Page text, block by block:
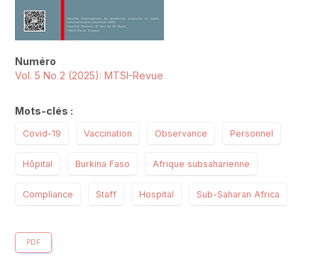
Numéro
Vol. 5 No 2 (2025): MTSI-Revue
Mots-clés :
Covid-19 Vaccination Observance Personnel
Hôpital Burkina Faso Afrique subsaharienne
Compliance Staff Hospital Sub-Saharan Africa
PDF